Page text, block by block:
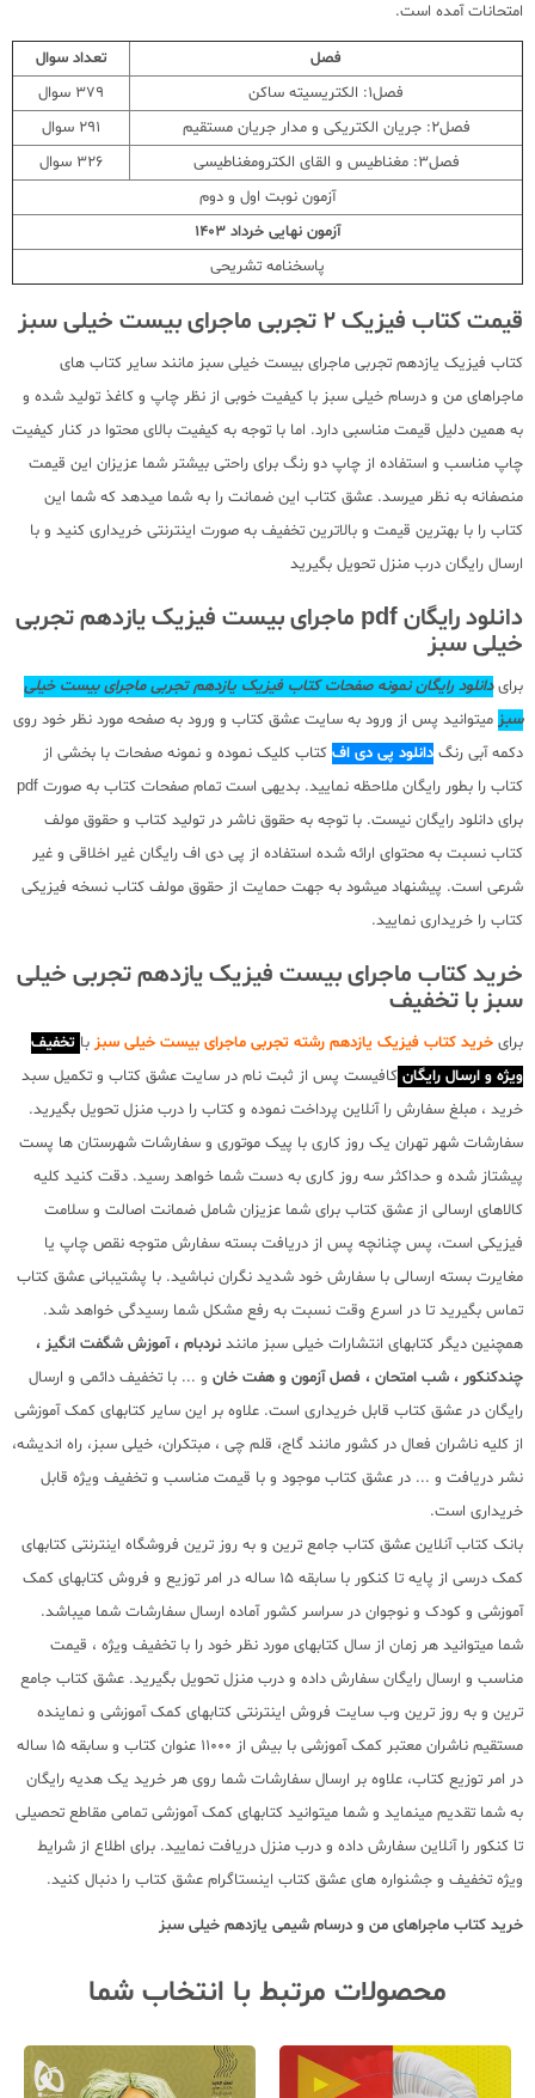
امتحانات آمده است.
فصل
تعداد سوال
فصل1: الکتریسیته ساکن
379 سوال
فصل2: جریان الکتریکی و مدار جریان مستقیم
291 سوال
فصل3: مغناطیس و القای الکترومغناطیسی
326 سوال
آزمون نوبت اول و دوم
آزمون نهایی خرداد 1403
پاسخنامه تشریحی
قیمت کتاب فیزیک 2 تجربی ماجرای بیست خیلی سبز
کتاب فیزیک یازدهم تجربی ماجرای بیست خیلی سبز مانند سایر کتاب های
ماجراهای من و درسام خیلی سبز با کیفیت خوبی از نظر چاپ و کاغذ تولید شده و
به همین دلیل قیمت مناسبی دارد. اما با توجه به کیفیت بالای محتوا در کنار کیفیت
چاپ مناسب و استفاده از چاپ دو رنگ برای راحتی بیشتر شما عزیزان این قیمت
منصفانه به نظر میرسد. عشق کتاب این ضمانت را به شما میدهد که شما این
کتاب را با بهترین قیمت و بالاترین تخفیف به صورت اینترنتی خریداری کنید و با
ارسال رایگان درب منزل تحویل بگیرید
دانلود رایگان pdf ماجرای بیست فیزیک یازدهم تجربی
خیلی سبز
برایدانلود رایگان نمونه صفحات کتاب فیزیک یازدهم تجربی ماجرای بیست خیلی
سبز میتوانید پس از ورود به سایت عشق کتاب و ورود به صفحه مورد نظر خود روی
دکمه آبی رنگ دانلود پی دی اف کتاب کلیک نموده و نمونه صفحات با بخشی از
کتاب را بطور رایگان ملاحظه نمایید. بدیهی است تمام صفحات کتاب به صورت pdf
برای دانلود رایگان نیست. با توجه به حقوق ناشر در تولید کتاب و حقوق مولف
کتاب نسبت به محتوای ارائه شده استفاده از پی دی اف رایگان غیر اخلاقی و غیر
شرعی است. پیشنهاد میشود به جهت حمایت از حقوق مولف کتاب نسخه فیزیکی
کتاب را خریداری نمایید.
خرید کتاب ماجرای بیست فیزیک یازدهم تجربی خیلی
سبز با تخفیف
برای خرید کتاب فیزیک یازدهم رشته تجربی ماجرای بیست خیلی سبز با تخفیف
ویژه و ارسال رایگان کافیست پس از ثبت نام در سایت عشق کتاب و تکمیل سبد
خرید ، مبلغ سفارش را آنلاین پرداخت نموده و کتاب را درب منزل تحویل بگیرید.
سفارشات شهر تهران یک روز کاری با پیک موتوری و سفارشات شهرستان ها پست
پیشتاز شده و حداکثر سه روز کاری به دست شما خواهد رسید. دقت کنید کلیه
کالاهای ارسالی از عشق کتاب برای شما عزیزان شامل ضمانت اصالت و سلامت
فیزیکی است، پس چنانچه پس از دریافت بسته سفارش متوجه نقص چاپ یا
مغایرت بسته ارسالی با سفارش خود شدید نگران نباشید. با پشتیبانی عشق کتاب
تماس بگیرید تا در اسرع وقت نسبت به رفع مشکل شما رسیدگی خواهد شد.
همچنین دیگر کتابهای انتشارات خیلی سبز مانند نردبام ، آموزش شگفت انگیز ،
چندکنکور ، شب امتحان ، فصل آزمون و هفت خان و ... با تخفیف دائمی و ارسال
رایگان در عشق کتاب قابل خریداری است. علاوه بر این سایر کتابهای کمک آموزشی
از کلیه ناشران فعال در کشور مانند گاج، قلم چی ، مبتکران، خیلی سبز، راه اندیشه،
نشر دریافت و ... در عشق کتاب موجود و با قیمت مناسب و تخفیف ویژه قابل
خریداری است.
بانک کتاب آنلاین عشق کتاب جامع ترین و به روز ترین فروشگاه اینترنتی کتابهای
کمک درسی از پایه تا کنکور با سابقه 15 ساله در امر توزیع و فروش کتابهای کمک
آموزشی و کودک و نوجوان در سراسر کشور آماده ارسال سفارشات شما میباشد.
شما میتوانید هر زمان از سال کتابهای مورد نظر خود را با تخفیف ویژه ، قیمت
مناسب و ارسال رایگان سفارش داده و درب منزل تحویل بگیرید. عشق کتاب جامع
ترین و به روز ترین وب سایت فروش اینترنتی کتابهای کمک آموزشی و نماینده
مستقیم ناشران معتبر کمک آموزشی با بیش از 11000 عنوان کتاب و سابقه 15 ساله
در امر توزیع کتاب، علاوه بر ارسال سفارشات شما روی هر خرید یک هدیه رایگان
به شما تقدیم مینماید و شما میتوانید کتابهای کمک آموزشی تمامی مقاطع تحصیلی
تا کنکور را آنلاین سفارش داده و درب منزل دریافت نمایید. برای اطلاع از شرایط
ویژه تخفیف و جشنواره های عشق کتاب اینستاگرام عشق کتاب را دنبال کنید.
خرید کتاب ماجراهای من و درسام شیمی یازدهم خیلی سبز
محصولات مرتبط با انتخاب شما